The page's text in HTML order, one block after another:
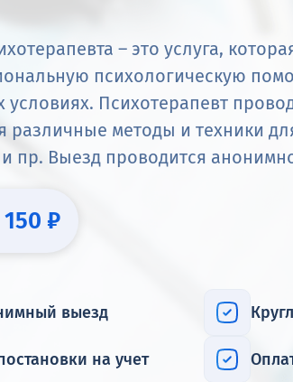
– это услуга,
психологическую
Психотерапевт
различные методы и техники
пр. Выезд проводится
150 ₽
выезд
на учет